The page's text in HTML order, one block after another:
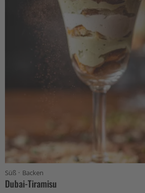
Süß · Backen
Dubai-Tiramisu